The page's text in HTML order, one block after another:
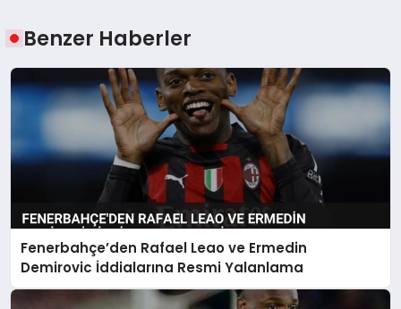
Benzer Haberler
Fenerbahçe’den Rafael Leao ve Ermedin
Demirovic İddialarına Resmi Yalanlama